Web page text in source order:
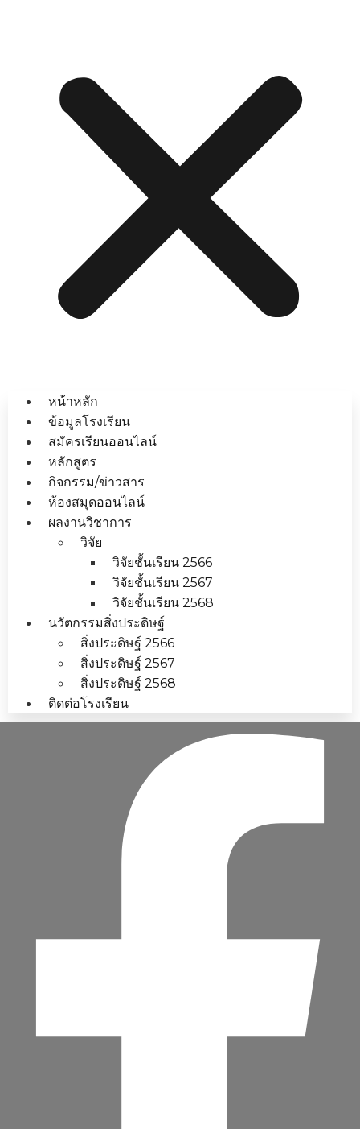
หน้าหลัก
ข้อมูลโรงเรียน
สมัครเรียนออนไลน์
หลักสูตร
กิจกรรม/ข่าวสาร
ห้องสมุดออนไลน์
ผลงานวิชาการ
วิจัย
วิจัยชั้นเรียน 2566
วิจัยชั้นเรียน 2567
วิจัยชั้นเรียน 2568
นวัตกรรมสิ่งประดิษฐ์
สิ่งประดิษฐ์ 2566
สิ่งประดิษฐ์ 2567
สิ่งประดิษฐ์ 2568
ติดต่อโรงเรียน